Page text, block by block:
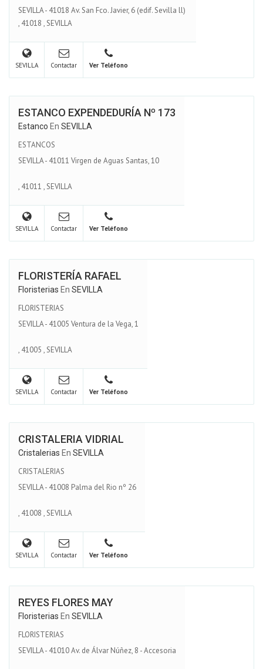
SEVILLA - 41018 Av. San Fco. Javier, 6 (edif. Sevilla ll)
, 41018 ,SEVILLA
SEVILLA Contactar Ver Teléfono
ESTANCO EXPENDEDURÍA Nº 173
Estanco En SEVILLA
ESTANCOS
SEVILLA - 41011 Virgen de Aguas Santas, 10
, 41011 ,SEVILLA
SEVILLA Contactar Ver Teléfono
FLORISTERÍA RAFAEL
Floristerias En SEVILLA
FLORISTERIAS
SEVILLA - 41005 Ventura de la Vega, 1
, 41005 ,SEVILLA
SEVILLA Contactar Ver Teléfono
CRISTALERIA VIDRIAL
Cristalerias En SEVILLA
CRISTALERIAS
SEVILLA - 41008 Palma del Rio nº 26
, 41008 ,SEVILLA
SEVILLA Contactar Ver Teléfono
REYES FLORES MAY
Floristerias En SEVILLA
FLORISTERIAS
SEVILLA - 41010 Av. de Álvar Núñez, 8 - Accesoria